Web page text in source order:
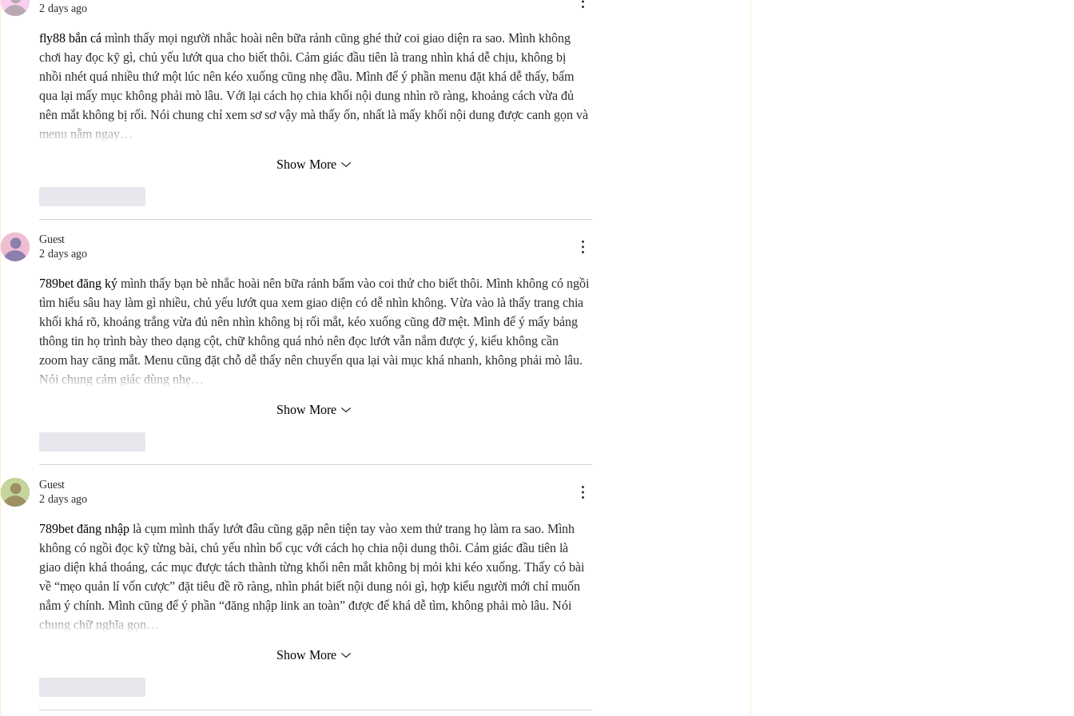
2 days ago
fly88 bắn cá mình thấy mọi người nhắc hoài nên bữa rảnh cũng ghé thử coi giao diện ra sao. Mình không
chơi hay đọc kỹ gì, chủ yếu lướt qua cho biết thôi. Cảm giác đầu tiên là trang nhìn khá dễ chịu, không bị
nhồi nhét quá nhiều thứ một lúc nên kéo xuống cũng nhẹ đầu. Mình để ý phần menu đặt khá dễ thấy, bấm
qua lại mấy mục không phải mò lâu. Với lại cách họ chia khối nội dung nhìn rõ ràng, khoảng cách vừa đủ
nên mắt không bị rối. Nói chung chỉ xem sơ sơ vậy mà thấy ổn, nhất là mấy khối nội dung được canh gọn và
menu nằm ngay…
Show More
Guest
2 days ago
789bet đăng ký mình thấy bạn bè nhắc hoài nên bữa rảnh bấm vào coi thử cho biết thôi. Mình không có ngồi
tìm hiểu sâu hay làm gì nhiều, chủ yếu lướt qua xem giao diện có dễ nhìn không. Vừa vào là thấy trang chia
khối khá rõ, khoảng trắng vừa đủ nên nhìn không bị rối mắt, kéo xuống cũng đỡ mệt. Mình để ý mấy bảng
thông tin họ trình bày theo dạng cột, chữ không quá nhỏ nên đọc lướt vẫn nắm được ý, kiểu không cần
zoom hay căng mắt. Menu cũng đặt chỗ dễ thấy nên chuyển qua lại vài mục khá nhanh, không phải mò lâu.
Nói chung cảm giác dùng nhẹ…
Show More
Guest
2 days ago
789bet đăng nhập là cụm mình thấy lướt đâu cũng gặp nên tiện tay vào xem thử trang họ làm ra sao. Mình
không có ngồi đọc kỹ từng bài, chủ yếu nhìn bố cục với cách họ chia nội dung thôi. Cảm giác đầu tiên là
giao diện khá thoáng, các mục được tách thành từng khối nên mắt không bị mỏi khi kéo xuống. Thấy có bài
về “mẹo quản lí vốn cược” đặt tiêu đề rõ ràng, nhìn phát biết nội dung nói gì, hợp kiểu người mới chỉ muốn
nắm ý chính. Mình cũng để ý phần “đăng nhập link an toàn” được để khá dễ tìm, không phải mò lâu. Nói
chung chữ nghĩa gọn…
Show More